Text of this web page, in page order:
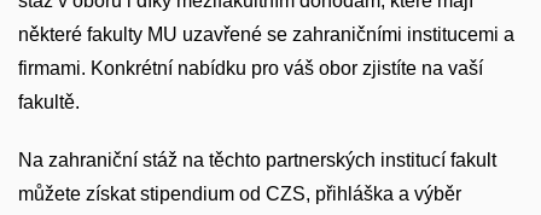
některé fakulty MU uzavřené se zahraničními institucemi a
firmami. Konkrétní nabídku pro váš obor zjistíte na vaší
fakultě.
Na zahraniční stáž na těchto partnerských institucí fakult
můžete získat stipendium od CZS, přihláška a výběr